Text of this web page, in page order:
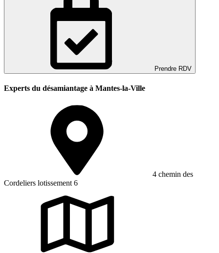
Prendre RDV
Experts du désamiantage à Mantes-la-Ville
4 chemin des
Cordeliers lotissement 6